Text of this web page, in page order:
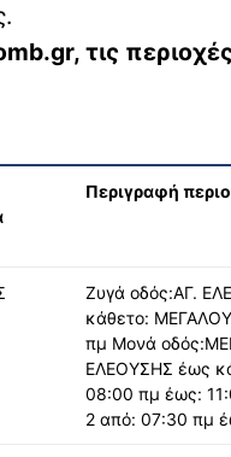
τις
Περιγραφή
Ζυγά οδός:ΑΓ.
κάθετο:
πμ Μονά
ΕΛΕΟΥΣΗΣ έως
08:00 πμ έως:
2 από: 07:30 πμ